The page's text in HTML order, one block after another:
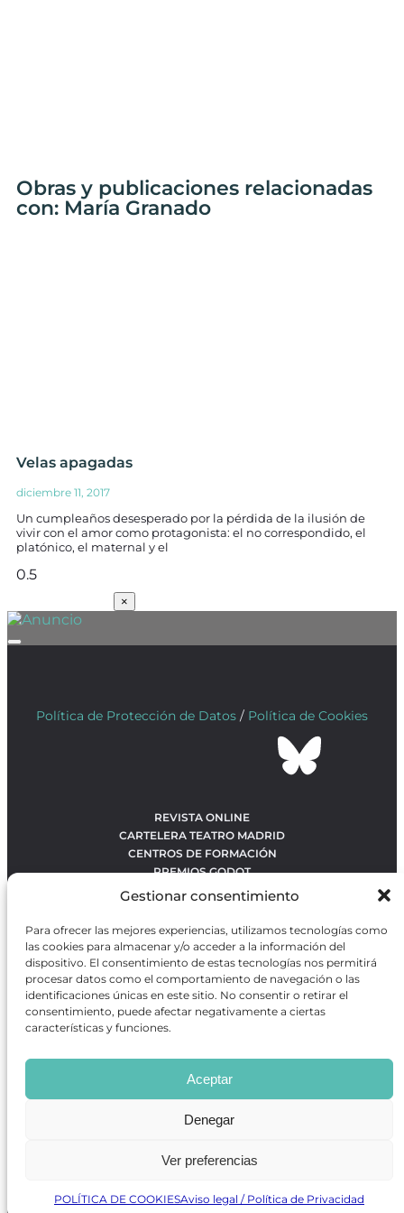
Gestionar consentimiento
Para ofrecer las mejores experiencias, utilizamos tecnologías como
las cookies para almacenar y/o acceder a la información del
dispositivo. El consentimiento de estas tecnologías nos permitirá
procesar datos como el comportamiento de navegación o las
identificaciones únicas en este sitio. No consentir o retirar el
consentimiento, puede afectar negativamente a ciertas
características y funciones.
Aceptar
Denegar
Ver preferencias
POLÍTICA DE COOKIESAviso legal / Política de Privacidad
Obras y publicaciones relacionadas
con: María Granado
Velas apagadas
diciembre 11, 2017
Un cumpleaños desesperado por la pérdida de la ilusión de
vivir con el amor como protagonista: el no correspondido, el
platónico, el maternal y el
×
Política de Protección de Datos / Política de Cookies
REVISTA ONLINE
CARTELERA TEATRO MADRID
CENTROS DE FORMACIÓN
PREMIOS GODOT
CONTACTO
OBRAS MÁS VOTADAS
RANKING MEJORES OBRAS
BÚSQUEDA AVANZADA DE OBRAS
Revista GODOTes una revista independiente especializada
en información sobre artes escénicas de Madrid, gratuita y
que se distribuye en espacios escénicos, además de otros
puntos de interés turístico y de ocio de la capital.
Desarrollado por Precise Future